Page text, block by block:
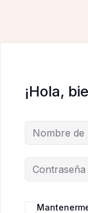
¡Hola,